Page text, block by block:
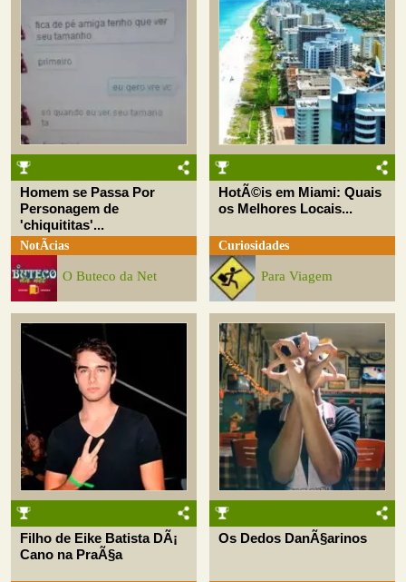
Homem se Passa Por
Personagem de
'chiquititas'...
NotÃ­cias
O Buteco da Net
HotÃ©is em Miami: Quais
os Melhores Locais...
Curiosidades
Para Viagem
Filho de Eike Batista DÃ¡
Cano na PraÃ§a
Os Dedos DanÃ§arinos